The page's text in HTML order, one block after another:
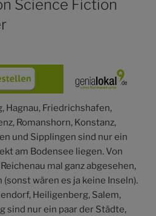
Science Fiction
Hagnau, Friedrichshafen,
Romanshorn, Konstanz,
und Sipplingen sind nur ein
am Bodensee liegen. Von
mal ganz abgesehen,
wären es ja keine Inseln).
Heiligenberg, Salem,
sind nur ein paar der Städte,